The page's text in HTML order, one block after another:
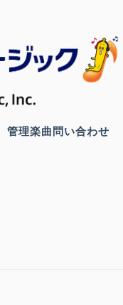
管理楽曲問い合わせ